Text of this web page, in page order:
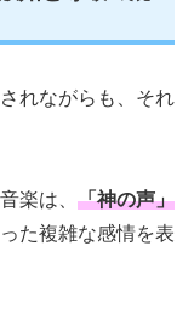
れながらも、それ
楽は、 「神の声」
た複雑な感情を表